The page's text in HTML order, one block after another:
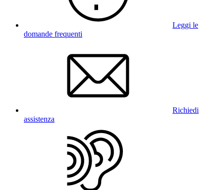
Leggi le
domande frequenti
Richiedi
assistenza